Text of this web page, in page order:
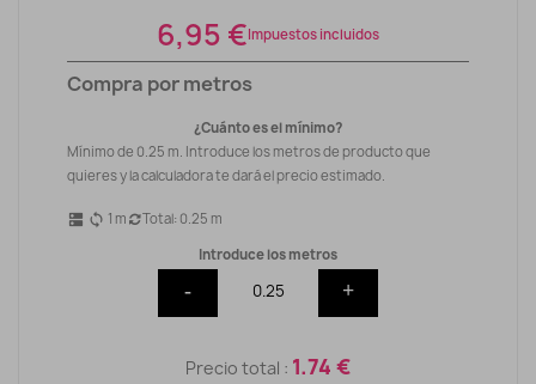
6,95 €Impuestos incluidos
Compra por metros
¿Cuánto es el mínimo?
Mínimo de 0.25 m. Introduce los metros de producto que
quieres y la calculadora te dará el precio estimado.
dns sync 1 m Total: 0.25 m
Introduce los metros
- +
Precio total : 1.74 €